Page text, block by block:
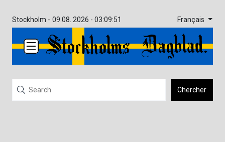
Stockholm - 09.08. 2026 - 03:09:51 Français
Chercher